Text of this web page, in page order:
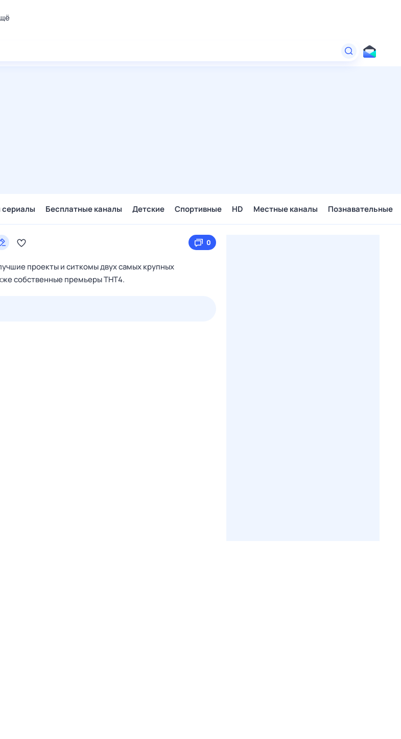
сериалы Бесплатные каналы Детские Спортивные HD Местные каналы Познавательные
0
проекты и ситкомы двух самых крупных
собственные премьеры ТНТ4.